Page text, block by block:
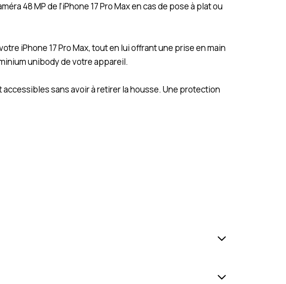
48 MP de l’iPhone 17 Pro Max en cas de pose à plat ou
iPhone 17 Pro Max, tout en lui offrant une prise en main
unibody de votre appareil.
sans avoir à retirer la housse. Une protection